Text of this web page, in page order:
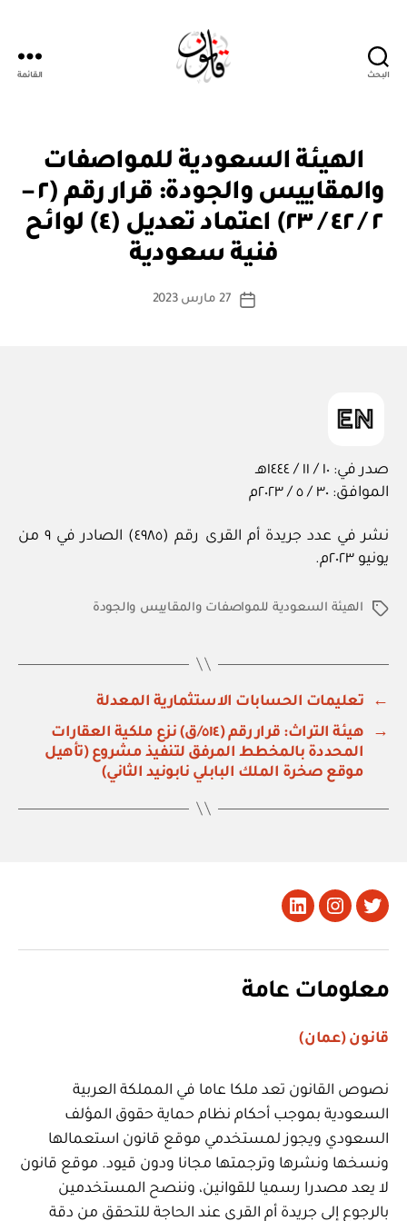
البحث القائمة
التصنيفات
الهيئة السعودية للمواصفات
والمقاييس والجودة: قرار رقم (٢ –
٢ / ٤٢ / ٢٣) اعتماد تعديل (٤) لوائح
فنية سعودية
كاتب
بو
س
ة
تاريخ
27 مارس 2023
صدر في: ١٠ / ١١ / ١٤٤٤هـ
الموافق: ٣٠ / ٥ / ٢٠٢٣م
نشر في عدد جريدة أم القرى رقم (٤٩٨٥) الصادر في ٩ من
يونيو ٢٠٢٣م.
الوسومالهيئة السعودية للمواصفات والمقاييس والجودة
←
تعليمات الحسابات الاستثمارية المعدلة
→
هيئة التراث: قرار رقم (٥١٤/ق) نزع ملكية العقارات
المحددة بالمخطط المرفق لتنفيذ مشروع (تأهيل
موقع صخرة الملك البابلي نابونيد الثاني)
تويتر Instagram
LinkedIn
معلومات عامة
قانون (عمان)
نصوص القانون تعد ملكا عاما في المملكة العربية
السعودية بموجب أحكام نظام حماية حقوق المؤلف
السعودي ويجوز لمستخدمي موقع قانون استعمالها
ونسخها ونشرها وترجمتها مجانا ودون قيود. موقع قانون
لا يعد مصدرا رسميا للقوانين، وننصح المستخدمين
بالرجوع إلى جريدة أم القرى عند الحاجة للتحقق من دقة